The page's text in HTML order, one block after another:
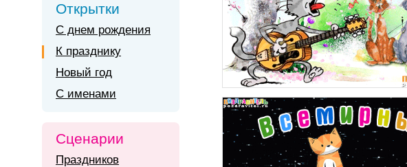
Открытки
С днем рождения
К празднику
Новый год
С именами
Сценарии
Праздников